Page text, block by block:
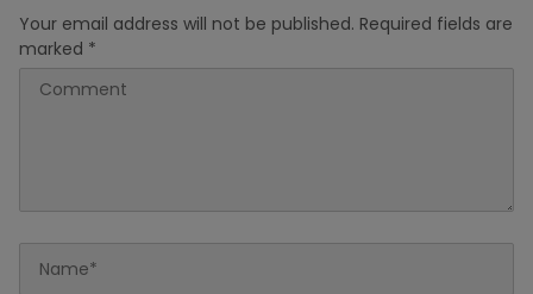
Your email address will not be published. Required fields are
marked *